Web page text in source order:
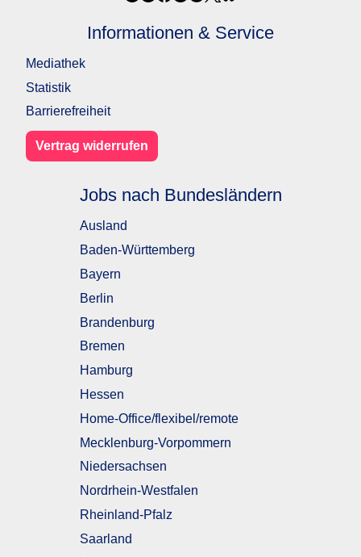
Informationen & Service
Mediathek
Statistik
Barrierefreiheit
Vertrag widerrufen
Jobs nach Bundesländern
Ausland
Baden-Württemberg
Bayern
Berlin
Brandenburg
Bremen
Hamburg
Hessen
Home-Office/flexibel/remote
Mecklenburg-Vorpommern
Niedersachsen
Nordrhein-Westfalen
Rheinland-Pfalz
Saarland